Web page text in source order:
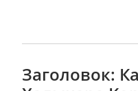
Заголовок: